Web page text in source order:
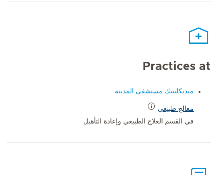
Practices at
ميديكلينيك مستشفى المدينة
معالج طبيعي
في القسم العلاج الطبيعي وإعادة التأهيل